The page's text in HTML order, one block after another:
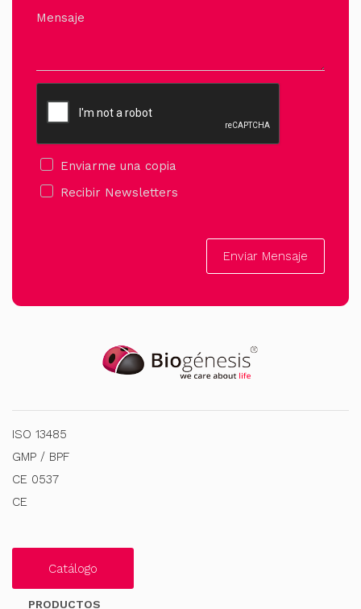
Mensaje
Enviarme una copia
Recibir Newsletters
Enviar Mensaje
ISO 13485
GMP / BPF
CE 0537
CE
Catálogo
PRODUCTOS